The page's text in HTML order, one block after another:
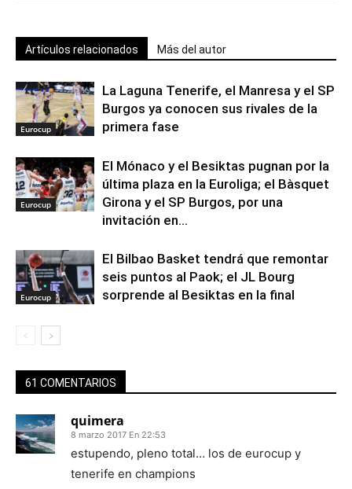
Artículos relacionados Más del autor
Eurocup
La Laguna Tenerife, el Manresa y el SP
Burgos ya conocen sus rivales de la
primera fase
Eurocup
El Mónaco y el Besiktas pugnan por la
última plaza en la Euroliga; el Bàsquet
Girona y el SP Burgos, por una
invitación en...
Eurocup
El Bilbao Basket tendrá que remontar
seis puntos al Paok; el JL Bourg
sorprende al Besiktas en la final
61 COMENTARIOS
quimera
8 marzo 2017 En 22:53
estupendo, pleno total… los de eurocup y
tenerife en champions